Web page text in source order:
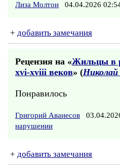
Лиза Молтон 04.04.2026
+ добавить замечания
Рецензия на «Жильцы в
xvi-xviii веков» (Николай
Понравилось
Григорий Аванесов
нарушении
+ добавить замечания